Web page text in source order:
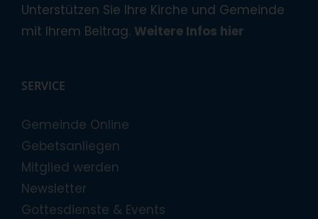
Unterstützen Sie Ihre Kirche und Gemeinde
mit Ihrem Beitrag. Weitere Infos hier
SERVICE
Gemeinde Online
Gebetsanliegen
Mitglied werden
Newsletter
Gottesdienste & Events